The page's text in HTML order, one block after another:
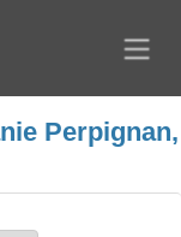
Perpignan,